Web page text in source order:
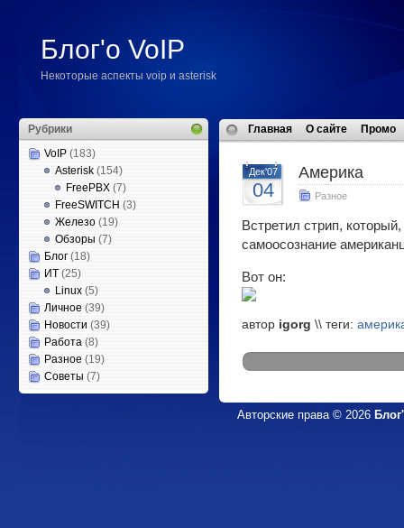
Блог'о VoIP
Некоторые аспекты voip и asterisk
Рубрики
VoIP (183)
Asterisk (154)
FreePBX (7)
FreeSWITCH (3)
Железо (19)
Обзоры (7)
Блог (18)
ИТ (25)
Linux (5)
Личное (39)
Новости (39)
Работа (8)
Разное (19)
Советы (7)
Главная О сайте Промо
Дек'07
04
Америка
Разное
Встретил стрип,
самоосознание
Вот он:
автор igorg \\ теги:
Авторские права © 2026